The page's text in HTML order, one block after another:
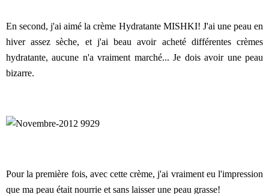
En second, j'ai aimé la crème Hydratante MISHKI! J'ai une peau en
hiver assez sèche, et j'ai beau avoir acheté différentes crèmes
hydratante, aucune n'a vraiment marché... Je dois avoir une peau
bizarre.
Pour la première fois, avec cette crème, j'ai vraiment eu l'impression
que ma peau était nourrie et sans laisser une peau grasse!